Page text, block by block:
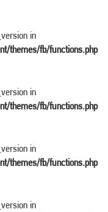
in
themes/fb/functions.php
in
themes/fb/functions.php
in
themes/fb/functions.php
in